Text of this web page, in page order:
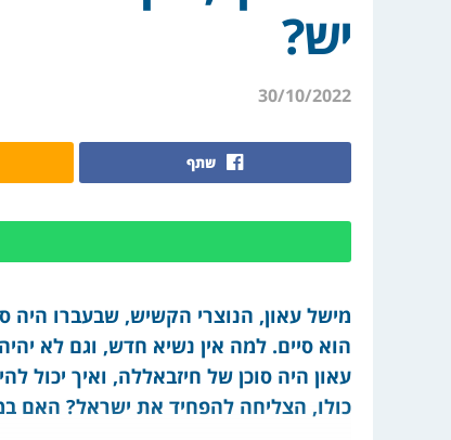
יש?
30/10/2022
שתף
מישל עאון, הנוצרי הקשיש, שבעברו היה
הוא סיים. למה אין נשיא חדש, וגם לא
עאון היה סוכן של חיזבאללה, ואיך יכול
כולו, הצליחה להפחיד את ישראל? האם